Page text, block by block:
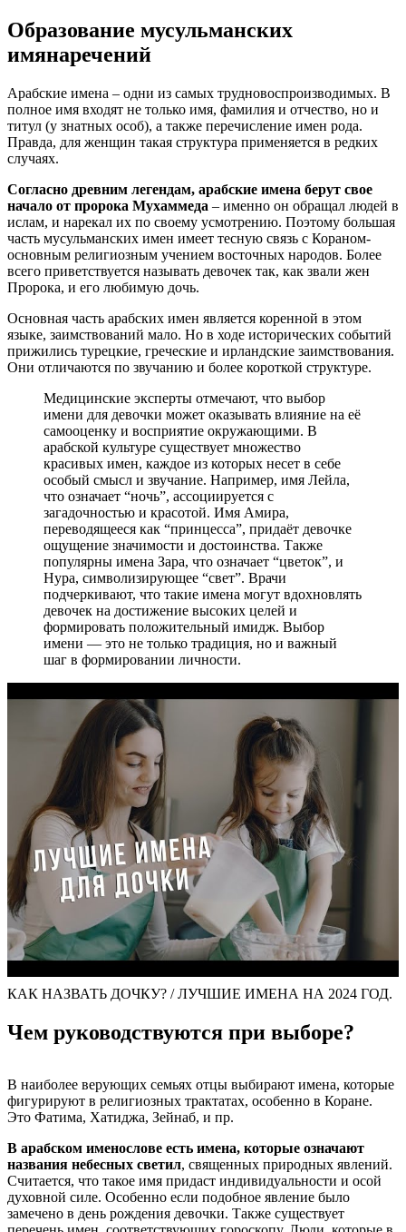
Образование мусульманских
имянаречений
Арабские имена – одни из самых трудновоспроизводимых. В
полное имя входят не только имя, фамилия и отчество, но и
титул (у знатных особ), а также перечисление имен рода.
Правда, для женщин такая структура применяется в редких
случаях.
Согласно древним легендам, арабские имена берут свое
начало от пророка Мухаммеда – именно он обращал людей в
ислам, и нарекал их по своему усмотрению. Поэтому большая
часть мусульманских имен имеет тесную связь с Кораном-
основным религиозным учением восточных народов. Более
всего приветствуется называть девочек так, как звали жен
Пророка, и его любимую дочь.
Основная часть арабских имен является коренной в этом
языке, заимствований мало. Но в ходе исторических событий
прижились турецкие, греческие и ирландские заимствования.
Они отличаются по звучанию и более короткой структуре.
Медицинские эксперты отмечают, что выбор
имени для девочки может оказывать влияние на её
самооценку и восприятие окружающими. В
арабской культуре существует множество
красивых имен, каждое из которых несет в себе
особый смысл и звучание. Например, имя Лейла,
что означает “ночь”, ассоциируется с
загадочностью и красотой. Имя Амира,
переводящееся как “принцесса”, придаёт девочке
ощущение значимости и достоинства. Также
популярны имена Зара, что означает “цветок”, и
Нура, символизирующее “свет”. Врачи
подчеркивают, что такие имена могут вдохновлять
девочек на достижение высоких целей и
формировать положительный имидж. Выбор
имени — это не только традиция, но и важный
шаг в формировании личности.
КАК НАЗВАТЬ ДОЧКУ? / ЛУЧШИЕ ИМЕНА НА 2024 ГОД.
Чем руководствуются при выборе?
В наиболее верующих семьях отцы выбирают имена, которые
фигурируют в религиозных трактатах, особенно в Коране.
Это Фатима, Хатиджа, Зейнаб, и пр.
В арабском именослове есть имена, которые означают
названия небесных светил, священных природных явлений.
Считается, что такое имя придаст индивидуальности и осой
духовной силе. Особенно если подобное явление было
замечено в день рождения девочки. Также существует